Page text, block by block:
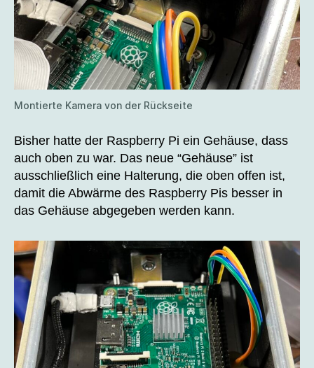
Montierte Kamera von der Rückseite
Bisher hatte der Raspberry Pi ein Gehäuse, dass
auch oben zu war. Das neue “Gehäuse” ist
ausschließlich eine Halterung, die oben offen ist,
damit die Abwärme des Raspberry Pis besser in
das Gehäuse abgegeben werden kann.